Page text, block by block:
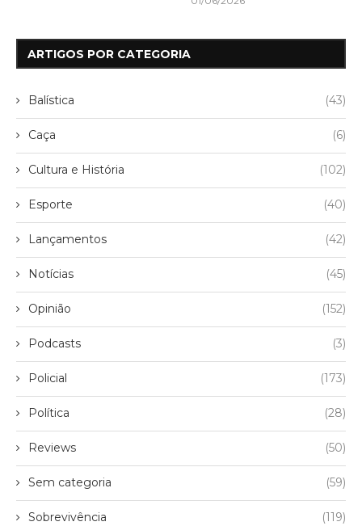
ARTIGOS POR CATEGORIA
Balística (43)
Caça (6)
Cultura e História (102)
Esporte (40)
Lançamentos (42)
Notícias (45)
Opinião (152)
Podcasts (3)
Policial (173)
Política (28)
Reviews (50)
Sem categoria (59)
Sobrevivência (119)